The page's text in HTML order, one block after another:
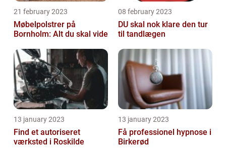
21 february 2023
Møbelpolstrer på
Bornholm: Alt du skal vide
08 february 2023
DU skal nok klare den tur
til tandlægen
13 january 2023
Find et autoriseret
værksted i Roskilde
13 january 2023
Få professionel hypnose i
Birkerød